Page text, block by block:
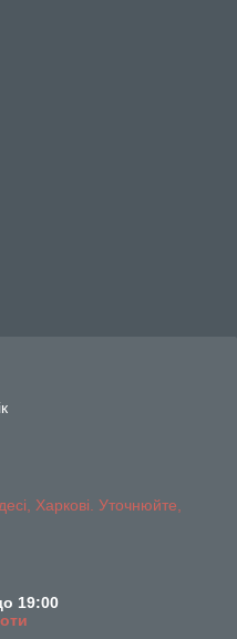
Харкові. Уточнюйте,
19:00